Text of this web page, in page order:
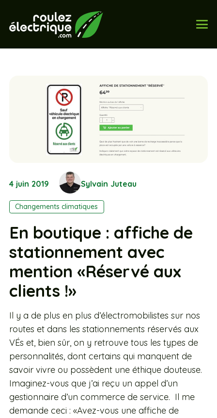
4 juin 2019 Sylvain Juteau
Changements climatiques
En boutique : affiche de
stationnement avec
mention «Réservé aux
clients !»
Il y a de plus en plus d’électromobilistes sur nos
routes et dans les stationnements réservés aux
VÉs et, bien sûr, on y retrouve tous les types de
personnalités, dont certains qui manquent de
savoir vivre ou possèdent une éthique douteuse.
Imaginez-vous que j’ai reçu un appel d’un
gestionnaire d’un commerce de service. Il me
demande ceci : «Avez-vous une affiche de